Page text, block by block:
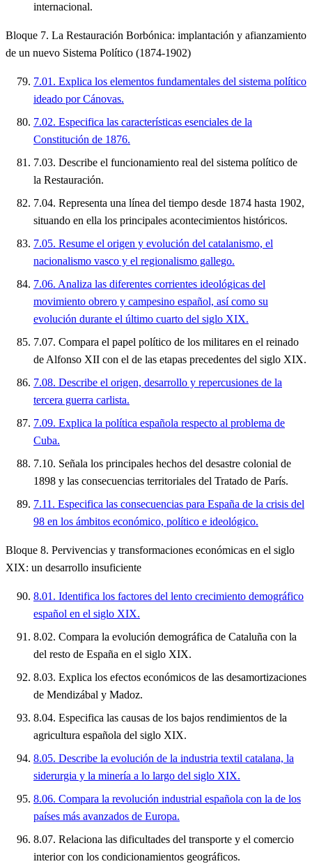
internacional.
Bloque 7. La Restauración Borbónica: implantación y afianzamiento
de un nuevo Sistema Político (1874-1902)
7.01. Explica los elementos fundamentales del sistema político
ideado por Cánovas.
7.02. Especifica las características esenciales de la
Constitución de 1876.
7.03. Describe el funcionamiento real del sistema político de
la Restauración.
7.04. Representa una línea del tiempo desde 1874 hasta 1902,
situando en ella los principales acontecimientos históricos.
7.05. Resume el origen y evolución del catalanismo, el
nacionalismo vasco y el regionalismo gallego.
7.06. Analiza las diferentes corrientes ideológicas del
movimiento obrero y campesino español, así como su
evolución durante el último cuarto del siglo XIX.
7.07. Compara el papel político de los militares en el reinado
de Alfonso XII con el de las etapas precedentes del siglo XIX.
7.08. Describe el origen, desarrollo y repercusiones de la
tercera guerra carlista.
7.09. Explica la política española respecto al problema de
Cuba.
7.10. Señala los principales hechos del desastre colonial de
1898 y las consecuencias territoriales del Tratado de París.
7.11. Especifica las consecuencias para España de la crisis del
98 en los ámbitos económico, político e ideológico.
Bloque 8. Pervivencias y transformaciones económicas en el siglo
XIX: un desarrollo insuficiente
8.01. Identifica los factores del lento crecimiento demográfico
español en el siglo XIX.
8.02. Compara la evolución demográfica de Cataluña con la
del resto de España en el siglo XIX.
8.03. Explica los efectos económicos de las desamortizaciones
de Mendizábal y Madoz.
8.04. Especifica las causas de los bajos rendimientos de la
agricultura española del siglo XIX.
8.05. Describe la evolución de la industria textil catalana, la
siderurgia y la minería a lo largo del siglo XIX.
8.06. Compara la revolución industrial española con la de los
países más avanzados de Europa.
8.07. Relaciona las dificultades del transporte y el comercio
interior con los condicionamientos geográficos.